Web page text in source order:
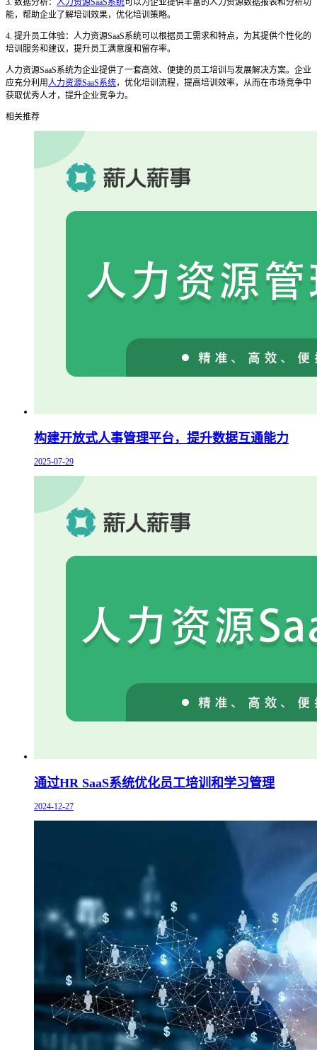
3. 数据分析： 人力资源SaaS系统可以为企业提供丰富的人力资源数据报表和分析功
能，帮助企业了解培训效果，优化培训策略。
4. 提升员工体验：人力资源SaaS系统可以根据员工需求和特点，为其提供个性化的
培训服务和建议，提升员工满意度和留存率。
人力资源SaaS系统为企业提供了一套高效、便捷的员工培训与发展解决方案。企业
应充分利用人力资源SaaS系统，优化培训流程，提高培训效率，从而在市场竞争中
获取优秀人才，提升企业竞争力。
相关推荐
构建开放式人事管理平台，提升数据互通能力
2025-07-29
通过HR SaaS系统优化员工培训和学习管理
2024-12-27